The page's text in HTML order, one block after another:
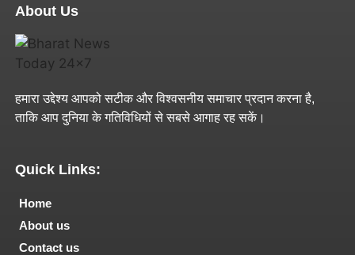
About Us
हमारा उद्देश्य आपको सटीक और विश्वसनीय समाचार प्रदान करना है,
ताकि आप दुनिया के गतिविधियों से सबसे आगाह रह सकें।
Quick Links:
Home
About us
Contact us